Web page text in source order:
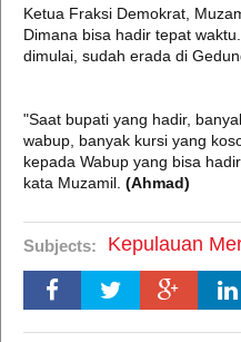
Ketua Fraksi Demokrat,
Dimana bisa hadir tepat
dimulai, sudah erada di
"Saat bupati yang hadir,
wabup, banyak kursi yang
kepada Wabup yang bisa
kata Muzamil. (Ahmad)
Subjects: Kepulauan